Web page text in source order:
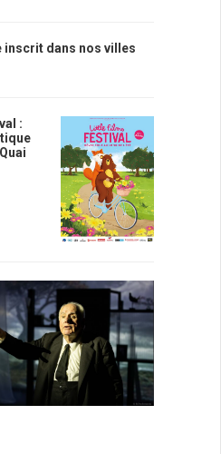
inscrit dans nos villes
: